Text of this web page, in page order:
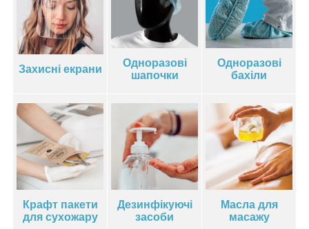
Захисні екрани
Одноразові
шапочки
Одноразові
бахіли
Крафт пакети
для сухожару
Дезинфікуючі
засоби
Масла для
масажу